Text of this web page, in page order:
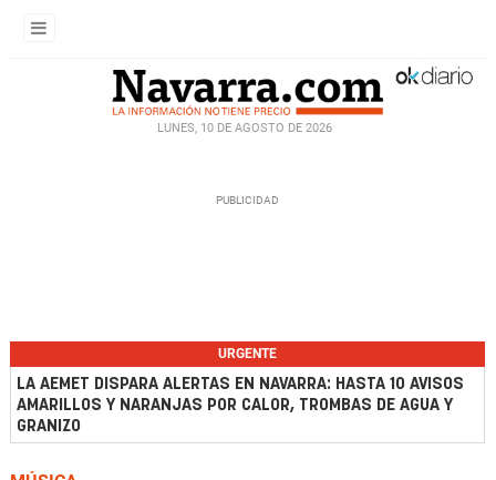
LUNES, 10 DE AGOSTO DE 2026
URGENTE
LA AEMET DISPARA ALERTAS EN NAVARRA: HASTA 10 AVISOS
AMARILLOS Y NARANJAS POR CALOR, TROMBAS DE AGUA Y
GRANIZO